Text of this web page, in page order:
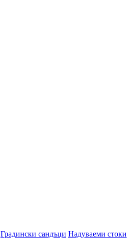
Градински сандъци Надуваеми стоки